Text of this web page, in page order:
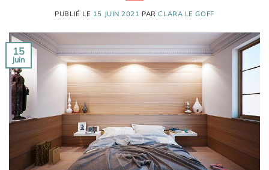
PUBLIÉ LE 15 JUIN 2021 PARCLARA LE GOFF
15
Juin